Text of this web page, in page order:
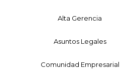
Alta Gerencia
Asuntos Legales
Comunidad Empresarial